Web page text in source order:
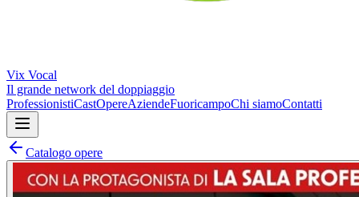
Vix Vocal
Il grande network del doppiaggio
ProfessionistiCastOpereAziendeFuoricampoChi siamoContatti
Catalogo opere